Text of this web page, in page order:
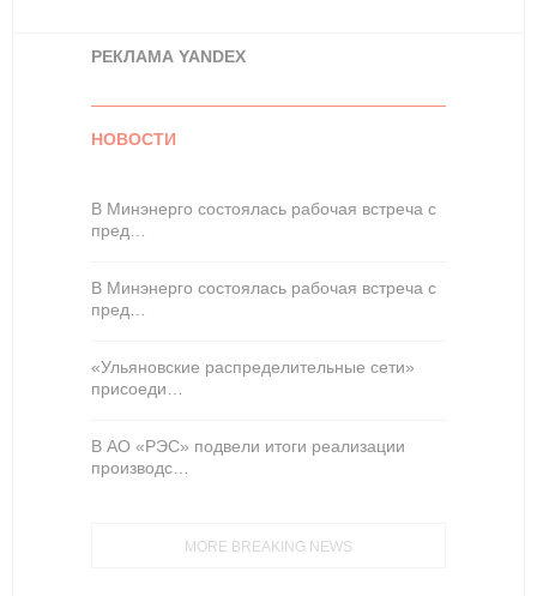
РЕКЛАМА YANDEX
НОВОСТИ
В Минэнерго состоялась рабочая встреча с
пред…
В Минэнерго состоялась рабочая встреча с
пред…
«Ульяновские распределительные сети»
присоеди…
В АО «РЭС» подвели итоги реализации
производс…
MORE BREAKING NEWS